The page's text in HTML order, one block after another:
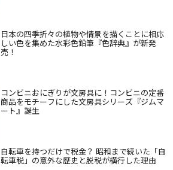
日本の四季折々の植物や情景を描くことに相応
しい色を集めた水彩色鉛筆『色辞典』が新発
売！
コンビニおにぎりが文房具に！コンビニの定番
商品をモチーフにした文房具シリーズ『ジムマ
ート』誕生
自転車を持つだけで税金？ 昭和まで続いた「自
転車税」の意外な歴史と脱税が横行した理由